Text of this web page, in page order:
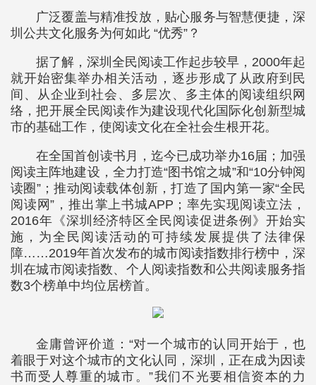
广泛覆盖与精准投放，贴心服务与智慧便捷，深
圳公共文化服务为何如此 “优秀”？
据了解，深圳全民阅读工作起步较早，2000年起
就开始密集举办相关活动，逐步形成了从政府到民
间、从企业到社会、多层次、多主体的阅读组织网
络，把开展全民阅读作为建设现代化国际化创新型城
市的基础工作，使阅读文化在全社会生根开花。
在全国首创读书月，迄今已成功举办16届；加强
阅读主阵地建设，全力打造“图书馆之城”和“10分钟阅
读圈”；推动阅读载体创新，打造了国内第一家“全民
阅读网”，推出掌上书城APP；率先实现阅读立法，
2016年《深圳经济特区全民阅读促进条例》开始实
施，为全民阅读活动的可持续发展提供了法律保
障……2019年首次发布的城市阅读指数排行榜中，深
圳在城市阅读指数、个人阅读指数和公共阅读服务指
数3个榜单中均位居榜首。
金庸曾评价道：“对一个城市的认同开始于，也
着眼于对这个城市的文化认同，深圳，正在成为因读
书而受人尊重的城市。”我们不光要相信资本的力